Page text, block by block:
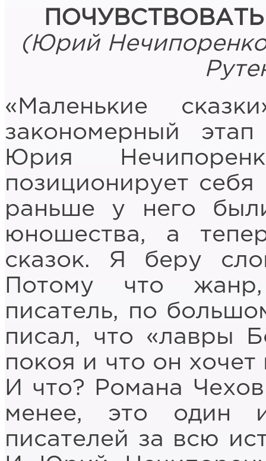
(Юрий
«Маленькие
закономерный
Юрия
позиционирует себя
раньше у него
юношества, а
сказок. Я беру
Потому что
писатель, по
писал, что «лавры
покоя и что он
И что? Романа
менее, это один
писателей за всю